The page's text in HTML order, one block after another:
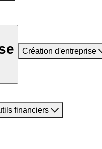
Création d'entreprise
financiers